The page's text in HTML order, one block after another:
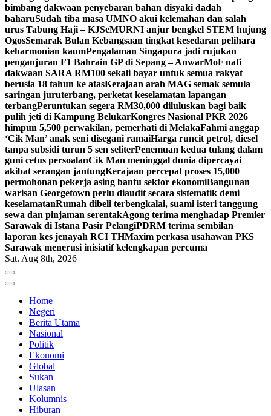
bimbang dakwaan penyebaran bahan disyaki dadah
baharuSudah tiba masa UMNO akui kelemahan dan salah
urus Tabung Haji – KJSeMURNI anjur bengkel STEM hujung
OgosSemarak Bulan Kebangsaan tingkat kesedaran pelihara
keharmonian kaumPengalaman Singapura jadi rujukan
penganjuran F1 Bahrain GP di Sepang – AnwarMoF nafi
dakwaan SARA RM100 sekali bayar untuk semua rakyat
berusia 18 tahun ke atasKerajaan arah MAG semak semula
saringan juruterbang, perketat keselamatan lapangan
terbangPeruntukan segera RM30,000 diluluskan bagi baik
pulih jeti di Kampung BelukarKongres Nasional PKR 2026
himpun 5,500 perwakilan, pemerhati di MelakaFahmi anggap
‘Cik Man’ anak seni disegani ramaiHarga runcit petrol, diesel
tanpa subsidi turun 5 sen seliterPenemuan kedua tulang dalam
guni cetus persoalanCik Man meninggal dunia dipercayai
akibat serangan jantungKerajaan percepat proses 15,000
permohonan pekerja asing bantu sektor ekonomiBangunan
warisan Georgetown perlu diaudit secara sistematik demi
keselamatanRumah dibeli terbengkalai, suami isteri tanggung
sewa dan pinjaman serentakAgong terima menghadap Premier
Sarawak di Istana Pasir PelangiPDRM terima sembilan
laporan kes jenayah RCI THMaxim perkasa usahawan PKS
Sarawak menerusi inisiatif kelengkapan percuma
Sat. Aug 8th, 2026
Home
Negeri
Berita Utama
Nasional
Politik
Ekonomi
Global
Sukan
Ulasan
Kolumnis
Hiburan